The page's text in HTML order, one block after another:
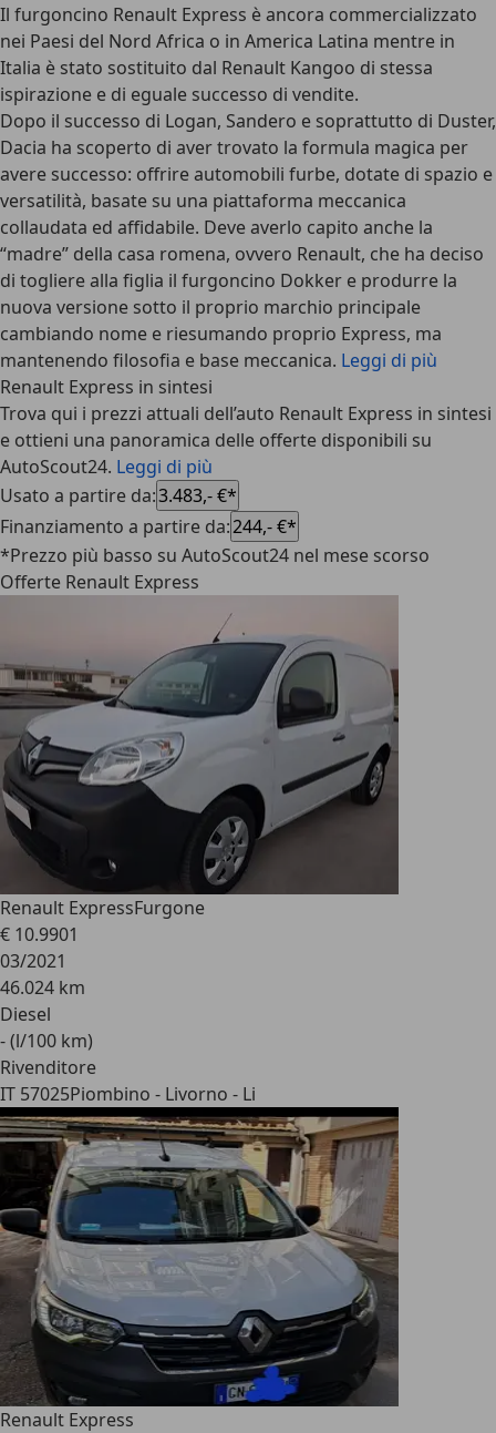
Il furgoncino Renault Express è ancora commercializzato
nei Paesi del Nord Africa o in America Latina mentre in
Italia è stato sostituito dal Renault Kangoo di stessa
ispirazione e di eguale successo di vendite.
Dopo il successo di Logan, Sandero e soprattutto di Duster,
Dacia ha scoperto di aver trovato la formula magica per
avere successo: offrire automobili furbe, dotate di spazio e
versatilità, basate su una piattaforma meccanica
collaudata ed affidabile. Deve averlo capito anche la
“madre” della casa romena, ovvero Renault, che ha deciso
di togliere alla figlia il furgoncino Dokker e produrre la
nuova versione sotto il proprio marchio principale
cambiando nome e riesumando proprio Express, ma
mantenendo filosofia e base meccanica. Leggi di più
Renault Express in sintesi
Trova qui i prezzi attuali dell’auto Renault Express in sintesi
e ottieni una panoramica delle offerte disponibili su
AutoScout24. Leggi di più
Usato a partire da:3.483,- €*
Finanziamento a partire da:244,- €*
*Prezzo più basso su AutoScout24 nel mese scorso
Offerte Renault Express
Renault ExpressFurgone
€ 10.9901
03/2021
46.024 km
Diesel
- (l/100 km)
Rivenditore
IT 57025Piombino - Livorno - Li
Renault Express